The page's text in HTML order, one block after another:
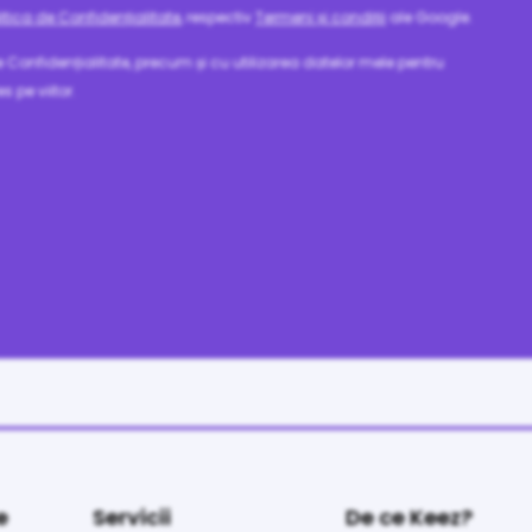
de Confidențialitate, respectiv Termeni și condițiiale Google.
precum și cu utilizarea datelor mele pentru
pe viitor.
Servicii De ce Keez?